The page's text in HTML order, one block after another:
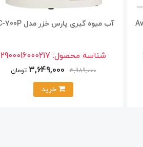
آب میوه گیری پارس خزر مدل JC-700P
شناسه محصول: 2900016000217
3,989,000
3,649,000 تومان